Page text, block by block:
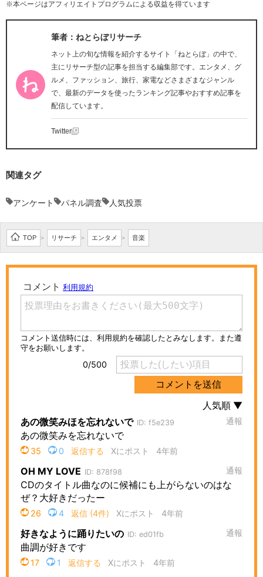
※本ページはアフィリエイトプログラムによる収益を得ています
筆者：ねとらぼリサーチ
ネット上の旬な情報を紹介するサイト「ねとらぼ」の中で、
主にリサーチ型の記事を担当する編集部です。エンタメ、グ
ルメ、ファッション、旅行、家電などさまざまなジャンル
で、最新のデータを使ったランキング記事やおすすめ記事を
配信しています。
Twitter
関連タグ
アンケート パネル調査 人気投票
TOP > リサーチ > エンタメ > 音楽